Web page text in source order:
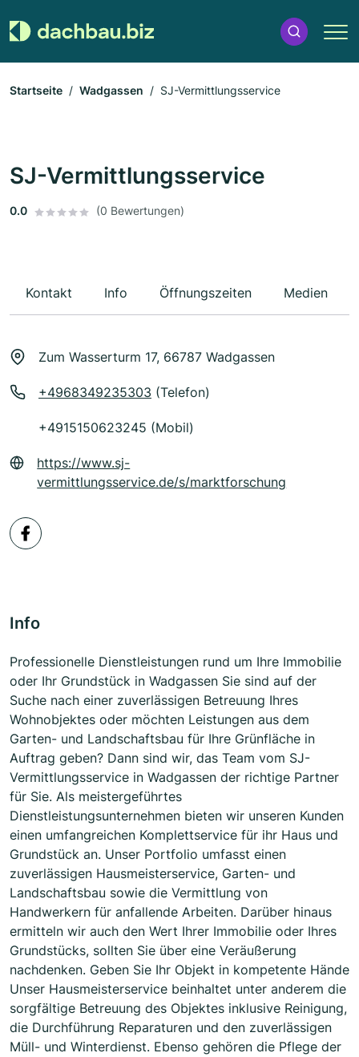
Startseite Wadgassen SJ-Vermittlungsservice
SJ-Vermittlungsservice
0.0 (0 Bewertungen)
Kontakt Info Öffnungszeiten Medien
Zum Wasserturm 17, 66787 Wadgassen
+4968349235303 (Telefon)
+4915150623245 (Mobil)
https://www.sj-
vermittlungsservice.de/s/marktforschung
Info
Professionelle Dienstleistungen rund um Ihre Immobilie
oder Ihr Grundstück in Wadgassen Sie sind auf der
Suche nach einer zuverlässigen Betreuung Ihres
Wohnobjektes oder möchten Leistungen aus dem
Garten- und Landschaftsbau für Ihre Grünfläche in
Auftrag geben? Dann sind wir, das Team vom SJ-
Vermittlungsservice in Wadgassen der richtige Partner
für Sie. Als meistergeführtes
Dienstleistungsunternehmen bieten wir unseren Kunden
einen umfangreichen Komplettservice für ihr Haus und
Grundstück an. Unser Portfolio umfasst einen
zuverlässigen Hausmeisterservice, Garten- und
Landschaftsbau sowie die Vermittlung von
Handwerkern für anfallende Arbeiten. Darüber hinaus
ermitteln wir auch den Wert Ihrer Immobilie oder Ihres
Grundstücks, sollten Sie über eine Veräußerung
nachdenken. Geben Sie Ihr Objekt in kompetente Hände
Unser Hausmeisterservice beinhaltet unter anderem die
sorgfältige Betreuung des Objektes inklusive Reinigung,
die Durchführung Reparaturen und den zuverlässigen
Müll- und Winterdienst. Ebenso gehören die Pflege der